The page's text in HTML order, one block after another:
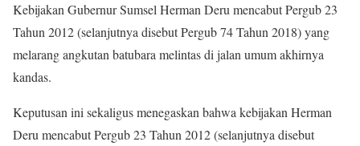
Kebijakan Gubernur Sumsel Herman Deru mencabut Pergub 23
Tahun 2012 (selanjutnya disebut Pergub 74 Tahun 2018) yang
melarang angkutan batubara melintas di jalan umum akhirnya
kandas.
Keputusan ini sekaligus menegaskan bahwa kebijakan Herman
Deru mencabut Pergub 23 Tahun 2012 (selanjutnya disebut